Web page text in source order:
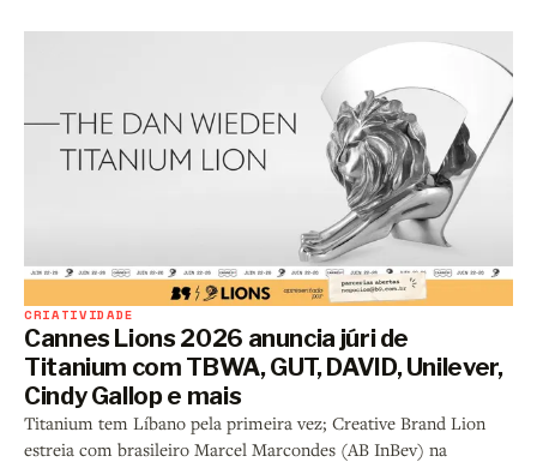
CRIATIVIDADE
Cannes Lions 2026 anuncia júri de
Titanium com TBWA, GUT, DAVID, Unilever,
Cindy Gallop e mais
Titanium tem Líbano pela primeira vez; Creative Brand Lion
estreia com brasileiro Marcel Marcondes (AB InBev) na